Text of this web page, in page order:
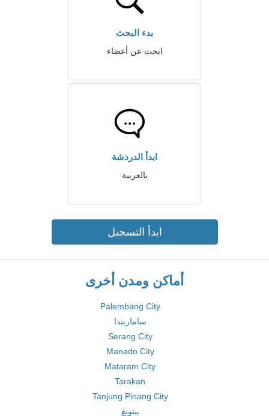
بدء البحث
ابحث عن أعضاء
ابدأ الدردشة
بالعربية
ابدأ التسجيل
أماكن ومدن أخرى
Palembang City
ساماريندا
Serang City
Manado City
Mataram City
Tarakan
Tanjung Pinang City
بيتونغ